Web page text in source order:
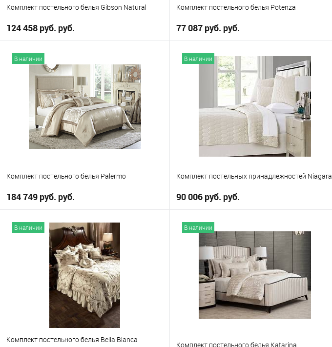
Комплект постельного белья Gibson Natural
124 458 руб. руб.
В избранное
Комплект постельного белья Potenza
77 087 руб. руб.
В корзину
В избранное
King Queen
В наличии
Комплект постельного белья Palermo
184 749 руб. руб.
В корзину
В избранное
В наличии
Комплект постельных принадлежностей Niagara
90 006 руб. руб.
В избранное
Выберите
King Queen
В наличии
Комплект постельного белья Bella Blanca
В наличии
Комплект постельного белья Katarina